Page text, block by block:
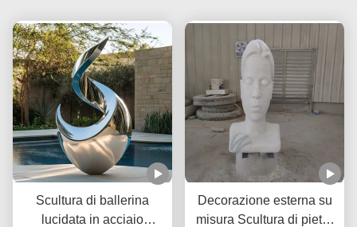
Scultura di ballerina
lucidata in acciaio
Decorazione esterna su
misura Scultura di pietra